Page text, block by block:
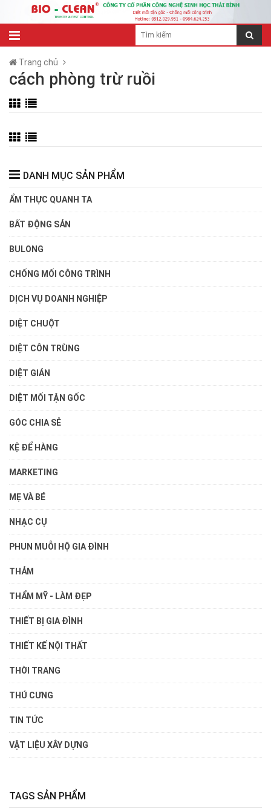
Trang chủ
cách phòng trừ ruồi
DANH MỤC SẢN PHẨM
ẨM THỰC QUANH TA
BẤT ĐỘNG SẢN
BULONG
CHỐNG MỐI CÔNG TRÌNH
DỊCH VỤ DOANH NGHIỆP
DIỆT CHUỘT
DIỆT CÔN TRÙNG
DIỆT GIÁN
DIỆT MỐI TẬN GỐC
GÓC CHIA SẺ
KỆ ĐỂ HÀNG
MARKETING
MẸ VÀ BÉ
NHẠC CỤ
PHUN MUỖI HỘ GIA ĐÌNH
THẢM
THẨM MỸ - LÀM ĐẸP
THIẾT BỊ GIA ĐÌNH
THIẾT KẾ NỘI THẤT
THỜI TRANG
THÚ CƯNG
TIN TỨC
VẬT LIỆU XÂY DỰNG
TAGS SẢN PHẨM